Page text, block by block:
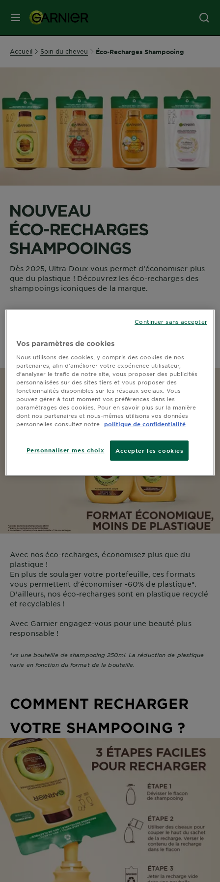
MENU
SOINS
SOINS
CHEVEUX
COLORATION
SOLAIRE
SERVICES
&
DIAGNOSTICS
NOS
ENGAGEMENTS
Explorer
Au coeur
Garnier x
Gisele
Bündchen
Notre
magazine
Accueil Soin du cheveu Éco-Recharges Shampooing
NOUVEAU
ÉCO-RECHARGES
SHAMPOOINGS
Dès 2025, Ultra Doux vous permet d’économiser plus
que du plastique ! Découvrez les éco-recharges des
shampooings iconiques de la marque.
ÉCO-RECHARGES ?
Avec nos éco-recharges, économisez plus que du
plastique !
En plus de soulager votre portefeuille, ces formats
vous permettent d'économiser -60% de plastique*.
D’ailleurs, nos éco-recharges sont en plastique recyclé
et recyclables !
Avec Garnier engagez-vous pour une beauté plus
responsable !
*vs une bouteille de shampooing 250ml. La réduction de plastique
varie en fonction du format de la bouteille.
COMMENT RECHARGER
VOTRE SHAMPOOING ?
Vos paramètres de cookies
Nous utilisons des cookies, y compris des cookies de nos
partenaires, afin d’améliorer votre expérience utilisateur,
d’analyser le trafic de notre site, vous proposer des publicités
personnalisées sur des sites tiers et vous proposer des
fonctionnalités disponibles sur les réseaux sociaux. Vous
pouvez gérer à tout moment vos préférences dans les
paramétrages des cookies. Pour en savoir plus sur la manière
dont nos partenaires et nous-mêmes utilisons vos données
personnelles consultez notre
politique de confidentialité
Accepter les cookies
Personnaliser mes choix
Continuer sans accepter